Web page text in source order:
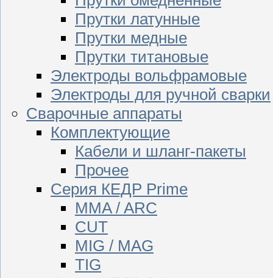
Прутки латунные
Прутки медные
Прутки титановые
Электроды вольфрамовые
Электроды для ручной сварки
Сварочные аппараты
Комплектующие
Кабели и шланг-пакеты
Прочее
Серия КЕДР Prime
MMA / ARC
CUT
MIG / MAG
TIG